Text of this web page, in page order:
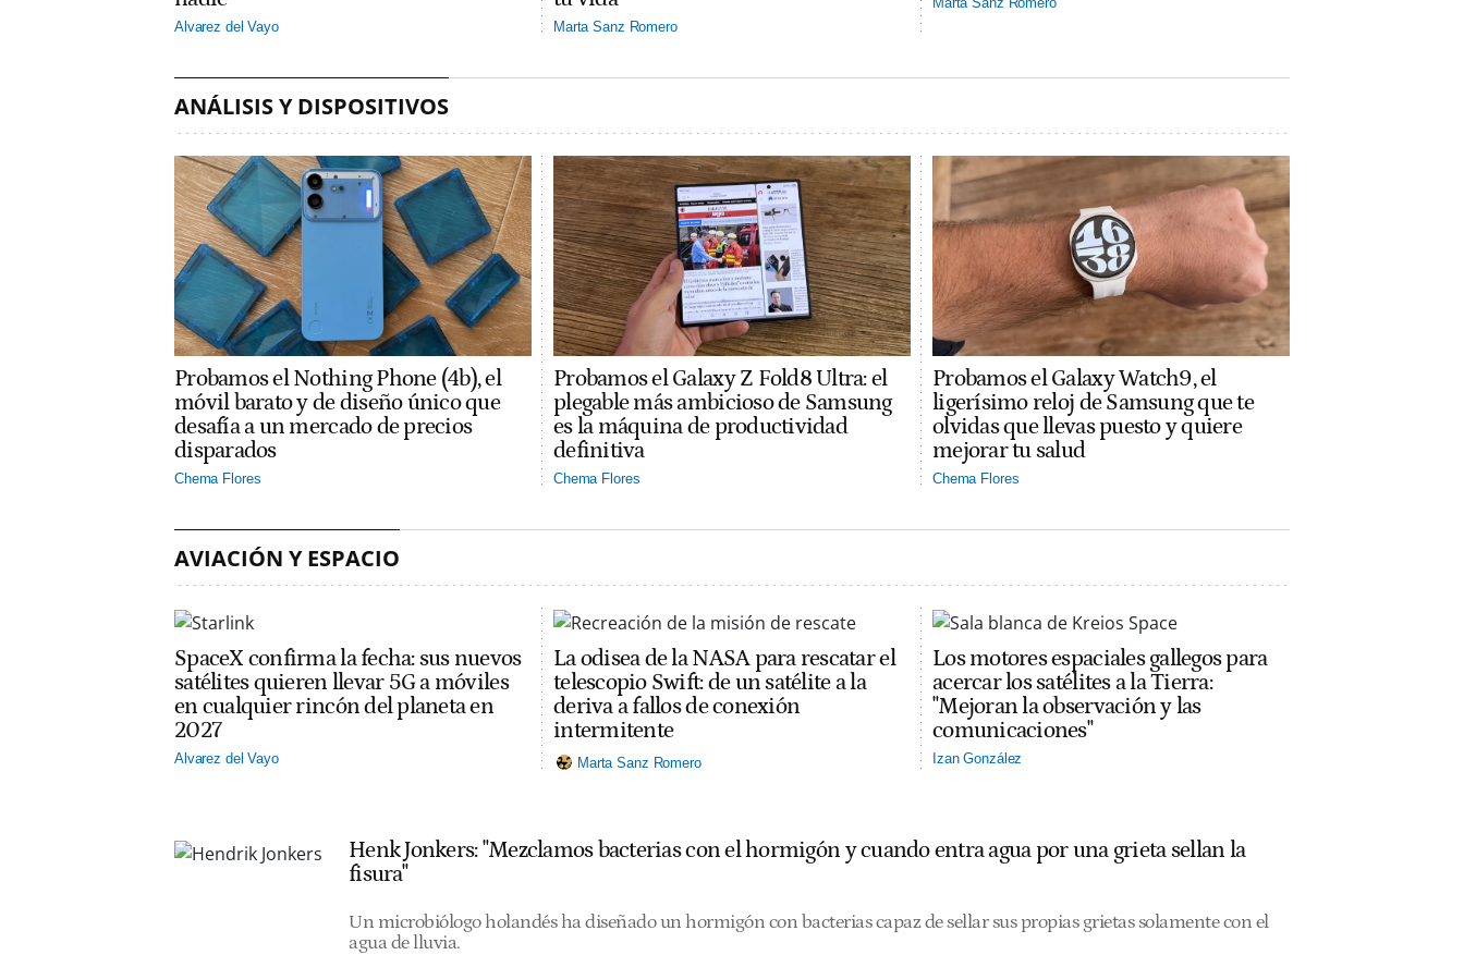
Alvarez del Vayo Marta Sanz Romero
ANÁLISIS Y DISPOSITIVOS
Probamos el Nothing Phone (4b), el
móvil barato y de diseño único que
desafía a un mercado de precios
disparados
Chema Flores
Probamos el Galaxy Z Fold8 Ultra: el
plegable más ambicioso de Samsung
es la máquina de productividad
definitiva
Chema Flores
Probamos el Galaxy Watch9, el
ligerísimo reloj de Samsung que te
olvidas que llevas puesto y quiere
mejorar tu salud
Chema Flores
AVIACIÓN Y ESPACIO
SpaceX confirma la fecha: sus nuevos
satélites quieren llevar 5G a móviles
en cualquier rincón del planeta en
2027
Alvarez del Vayo
La odisea de la NASA para rescatar el
telescopio Swift: de un satélite a la
deriva a fallos de conexión
intermitente
Marta Sanz Romero
Los motores espaciales gallegos para
acercar los satélites a la Tierra:
"Mejoran la observación y las
comunicaciones"
Izan González
Henk Jonkers: "Mezclamos bacterias con el hormigón y cuando entra agua por una grieta sellan la
fisura"
Un microbiólogo holandés ha diseñado un hormigón con bacterias capaz de sellar sus propias grietas solamente con el
agua de lluvia.